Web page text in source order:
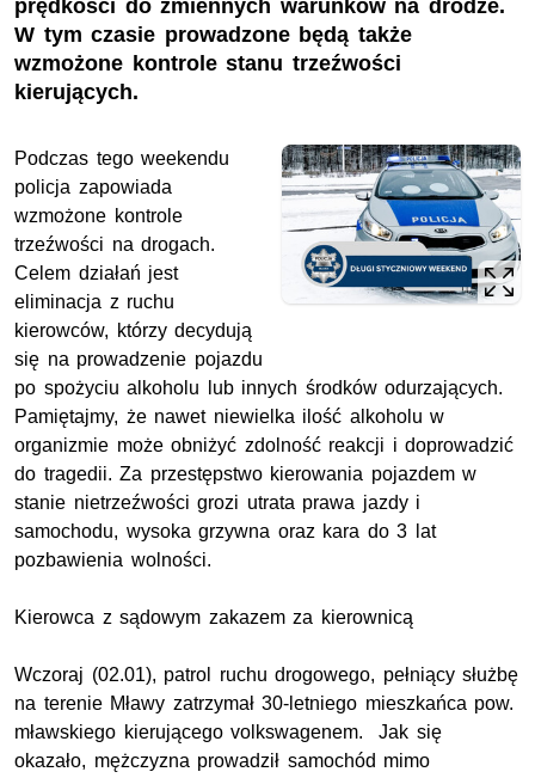
prędkości do zmiennych warunków na drodze.
W tym czasie prowadzone będą także
wzmożone kontrole stanu trzeźwości
kierujących.
Podczas tego weekendu
policja zapowiada
wzmożone kontrole
trzeźwości na drogach.
Celem działań jest
eliminacja z ruchu
kierowców, którzy decydują
się na prowadzenie pojazdu
po spożyciu alkoholu lub innych środków odurzających.
Pamiętajmy, że nawet niewielka ilość alkoholu w
organizmie może obniżyć zdolność reakcji i doprowadzić
do tragedii. Za przestępstwo kierowania pojazdem w
stanie nietrzeźwości grozi utrata prawa jazdy i
samochodu, wysoka grzywna oraz kara do 3 lat
pozbawienia wolności.
Kierowca z sądowym zakazem za kierownicą
Wczoraj (02.01), patrol ruchu drogowego, pełniący służbę
na terenie Mławy zatrzymał 30-letniego mieszkańca pow.
mławskiego kierującego volkswagenem. Jak się
okazało, mężczyzna prowadził samochód mimo